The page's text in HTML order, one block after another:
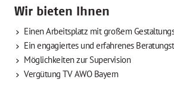
Wir bieten Ihnen
Einen Arbeitsplatz mit großem
Ein engagiertes und erfahrenes
Möglichkeiten zur Supervision
Vergütung TV AWO Bayern